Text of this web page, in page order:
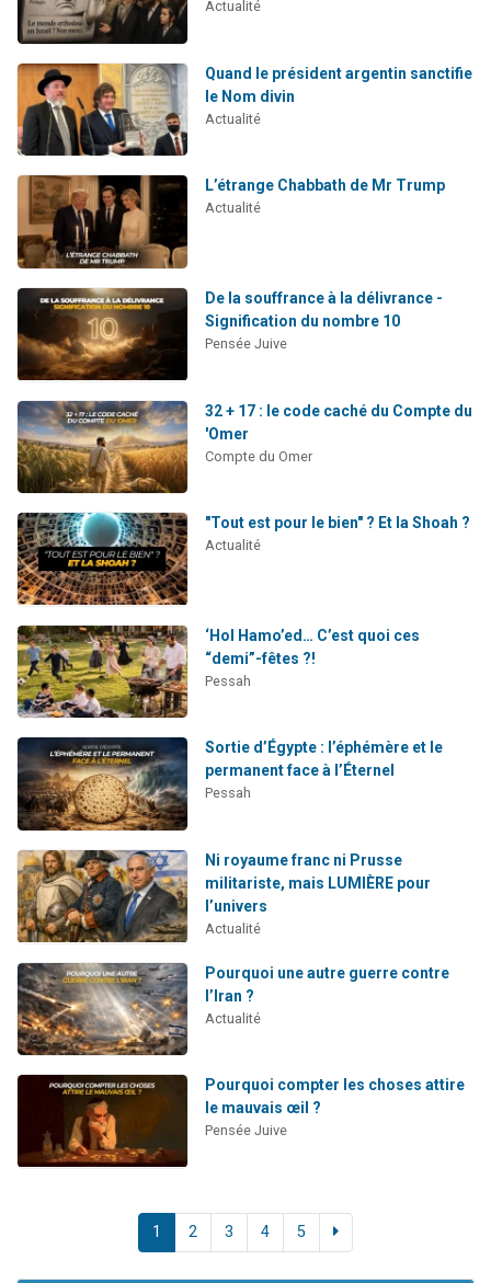
Actualité
Quand le président argentin sanctifie
le Nom divin
Actualité
L’étrange Chabbath de Mr Trump
Actualité
De la souffrance à la délivrance -
Signification du nombre 10
Pensée Juive
32 + 17 : le code caché du Compte du
'Omer
Compte du Omer
"Tout est pour le bien" ? Et la Shoah ?
Actualité
‘Hol Hamo’ed… C’est quoi ces
“demi”-fêtes ?!
Pessah
Sortie d’Égypte : l’éphémère et le
permanent face à l’Éternel
Pessah
Ni royaume franc ni Prusse
militariste, mais LUMIÈRE pour
l’univers
Actualité
Pourquoi une autre guerre contre
l’Iran ?
Actualité
Pourquoi compter les choses attire
le mauvais œil ?
Pensée Juive
1 2 3 4 5